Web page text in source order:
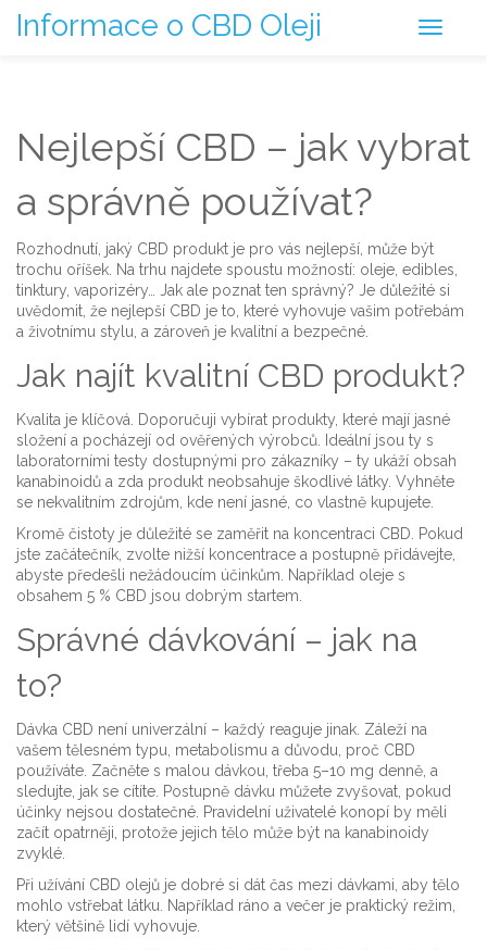
Informace o CBD Oleji
Nejlepší CBD – jak vybrat
a správně používat?
Rozhodnutí, jaký CBD produkt je pro vás nejlepší, může být
trochu oříšek. Na trhu najdete spoustu možností: oleje, edibles,
tinktury, vaporizéry… Jak ale poznat ten správný? Je důležité si
uvědomit, že nejlepší CBD je to, které vyhovuje vašim potřebám
a životnímu stylu, a zároveň je kvalitní a bezpečné.
Jak najít kvalitní CBD produkt?
Kvalita je klíčová. Doporučuji vybírat produkty, které mají jasné
složení a pocházejí od ověřených výrobců. Ideální jsou ty s
laboratorními testy dostupnými pro zákazníky – ty ukáží obsah
kanabinoidů a zda produkt neobsahuje škodlivé látky. Vyhněte
se nekvalitním zdrojům, kde není jasné, co vlastně kupujete.
Kromě čistoty je důležité se zaměřit na koncentraci CBD. Pokud
jste začátečník, zvolte nižší koncentrace a postupně přidávejte,
abyste předešli nežádoucím účinkům. Například oleje s
obsahem 5 % CBD jsou dobrým startem.
Správné dávkování – jak na
to?
Dávka CBD není univerzální – každý reaguje jinak. Záleží na
vašem tělesném typu, metabolismu a důvodu, proč CBD
používáte. Začněte s malou dávkou, třeba 5–10 mg denně, a
sledujte, jak se cítíte. Postupně dávku můžete zvyšovat, pokud
účinky nejsou dostatečné. Pravidelní uživatelé konopí by měli
začít opatrněji, protože jejich tělo může být na kanabinoidy
zvyklé.
Při užívání CBD olejů je dobré si dát čas mezi dávkami, aby tělo
mohlo vstřebat látku. Například ráno a večer je praktický režim,
který většině lidí vyhovuje.